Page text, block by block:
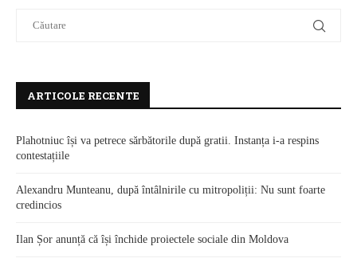
ARTICOLE RECENTE
Plahotniuc își va petrece sărbătorile după gratii. Instanța i-a respins
contestațiile
Alexandru Munteanu, după întâlnirile cu mitropoliții: Nu sunt foarte
credincios
Ilan Șor anunță că își închide proiectele sociale din Moldova